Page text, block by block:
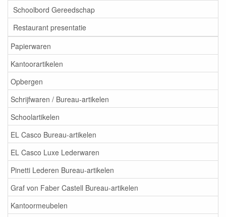
Schoolbord Gereedschap
Restaurant presentatie
Papierwaren
Kantoorartikelen
Opbergen
Schrijfwaren / Bureau-artikelen
Schoolartikelen
EL Casco Bureau-artikelen
EL Casco Luxe Lederwaren
Pinetti Lederen Bureau-artikelen
Graf von Faber Castell Bureau-artikelen
Kantoormeubelen